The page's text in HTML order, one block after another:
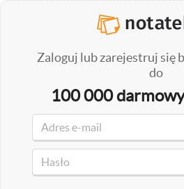
Zaloguj lub zarejestruj się
do
100 000